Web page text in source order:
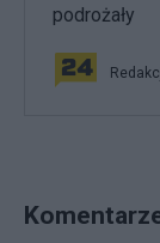
podrożały